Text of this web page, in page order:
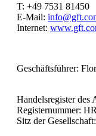
T: +49 7531 81450
E-Mail:
Internet:
Geschäftsführer:
Handelsregister des
Registernummer:
Sitz der